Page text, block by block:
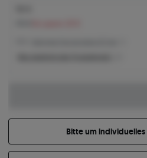
Bitte um